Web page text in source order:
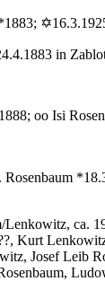
in
oo Isi
Rosenbaum
Lenkowitz, ca.
Kurt
Josef Leib